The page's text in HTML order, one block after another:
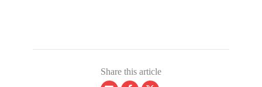
Share this article